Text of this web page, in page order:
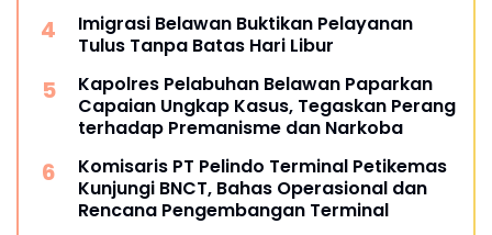
Imigrasi Belawan Buktikan Pelayanan
Tulus Tanpa Batas Hari Libur
Kapolres Pelabuhan Belawan Paparkan
Capaian Ungkap Kasus, Tegaskan Perang
terhadap Premanisme dan Narkoba
Komisaris PT Pelindo Terminal Petikemas
Kunjungi BNCT, Bahas Operasional dan
Rencana Pengembangan Terminal